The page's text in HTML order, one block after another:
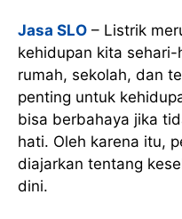
Jasa SLO – Listrik
kehidupan kita
rumah, sekolah, dan
penting untuk
bisa berbahaya jika
hati. Oleh karena itu,
diajarkan tentang
dini.